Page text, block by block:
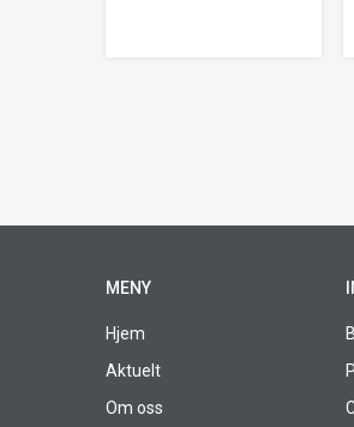
MENY
Hjem
Aktuelt
Om oss